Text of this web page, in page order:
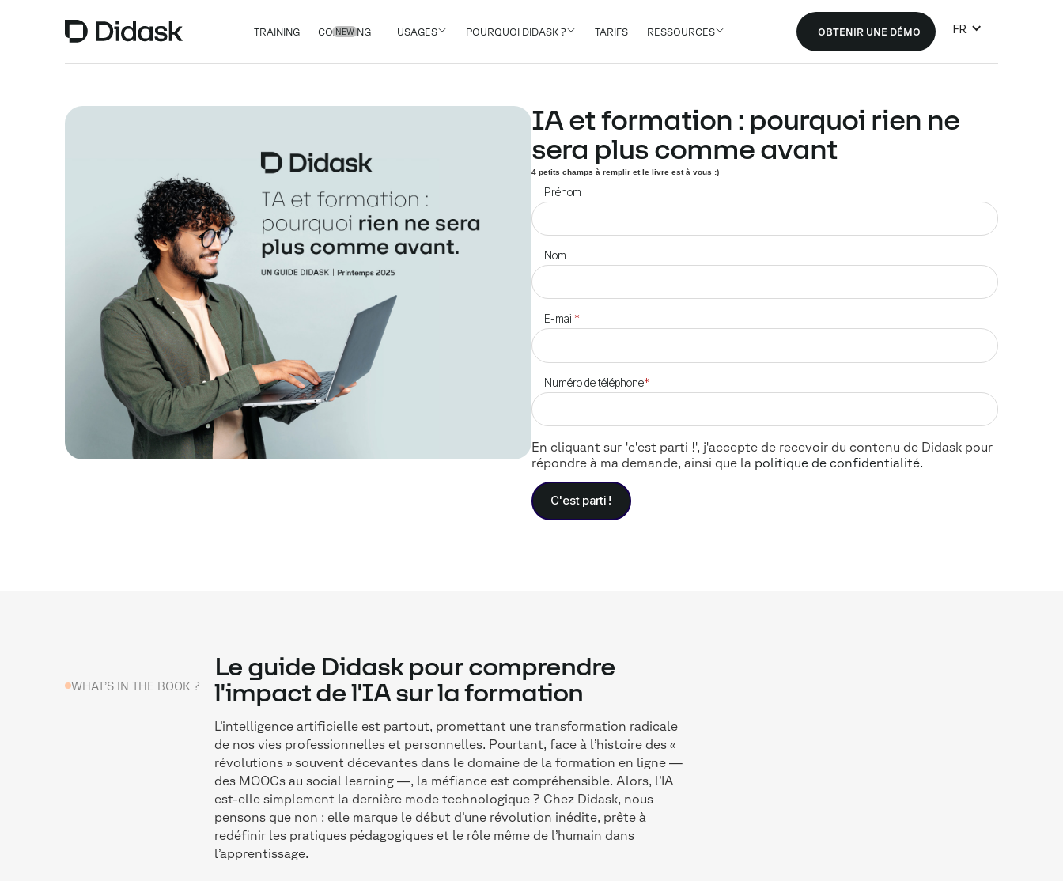
TRAINING COACHING
NEW USAGES POURQUOI DIDASK ? TARIFS RESSOURCES OBTENIR UNE DÉMO FR
IA et formation : pourquoi rien ne
sera plus comme avant
4 petits champs à remplir et le livre est à vous :)
Prénom
Nom
E-mail *
Numéro de téléphone*
En cliquant sur 'c'est parti !', j'accepte de recevoir du contenu de Didask pour
répondre à ma demande, ainsi que la politique de confidentialité.
WHAT’S IN THE BOOK ?
Le guide Didask pour comprendre
l'impact de l'IA sur la formation
L’intelligence artificielle est partout, promettant une transformation radicale
de nos vies professionnelles et personnelles. Pourtant, face à l’histoire des «
révolutions » souvent décevantes dans le domaine de la formation en ligne —
des MOOCs au social learning —, la méfiance est compréhensible. Alors, l’IA
est-elle simplement la dernière mode technologique ? Chez Didask, nous
pensons que non : elle marque le début d’une révolution inédite, prête à
redéfinir les pratiques pédagogiques et le rôle même de l’humain dans
l’apprentissage.